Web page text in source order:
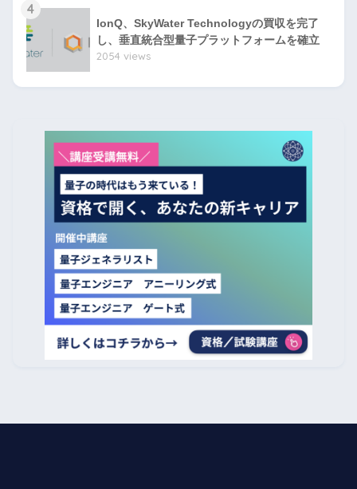
4
IonQ、SkyWater Technologyの買収を完了
し、垂直統合型量子プラットフォームを確立
2054 views